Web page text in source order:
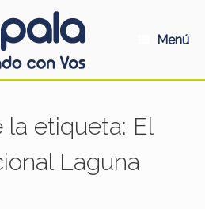
Menú
la etiqueta: El
Laguna